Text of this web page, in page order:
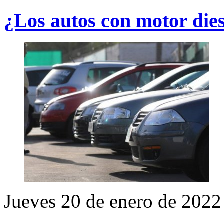
¿Los autos con motor
Jueves 20 de enero de 2022